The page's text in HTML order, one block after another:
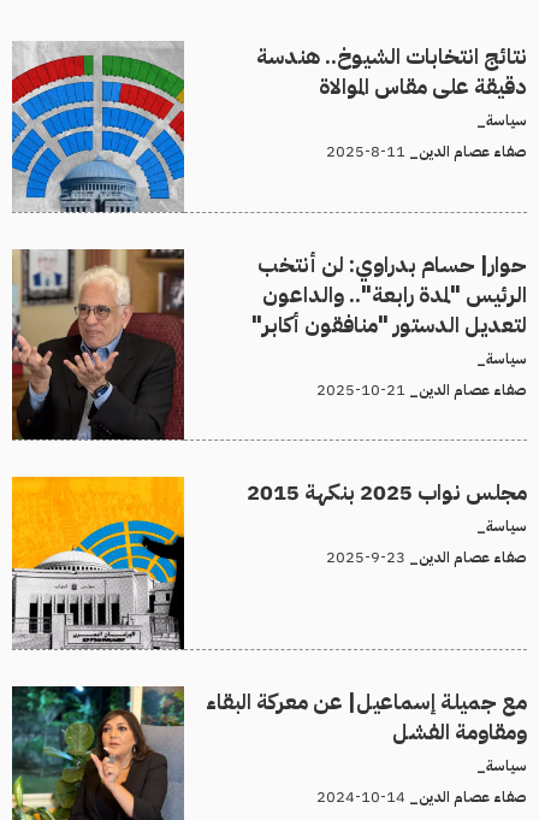
نتائج انتخابات الشيوخ.. هندسة
دقيقة على مقاس الموالاة
سياسة_
صفاء عصام الدين_
حوار| حسام بدراوي: لن أنتخب
الرئيس "لمدة رابعة".. والداعون
لتعديل الدستور "منافقون أكابر"
سياسة_
صفاء عصام الدين_
مجلس نواب 2025 بنكهة 2015
سياسة_
صفاء عصام الدين_
مع جميلة إسماعيل| عن معركة البقاء
ومقاومة الفشل
سياسة_
صفاء عصام الدين_